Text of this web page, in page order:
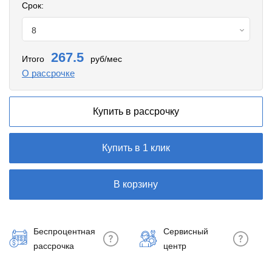
Срок:
8
Итого 267.5 руб/мес
О рассрочке
Купить в рассрочку
Купить в 1 клик
В корзину
Беспроцентная
рассрочка
Сервисный
центр